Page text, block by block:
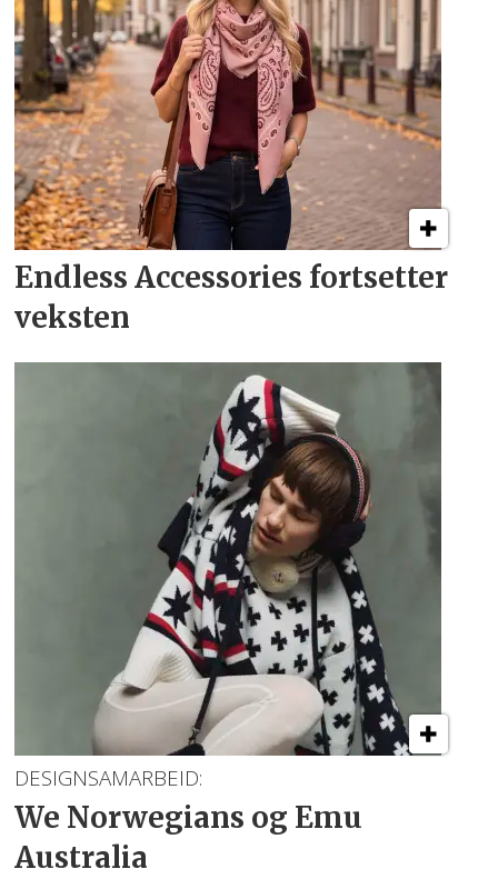
Endless Accessories fortsetter
veksten
DESIGNSAMARBEID:
We Norwegians og Emu
Australia